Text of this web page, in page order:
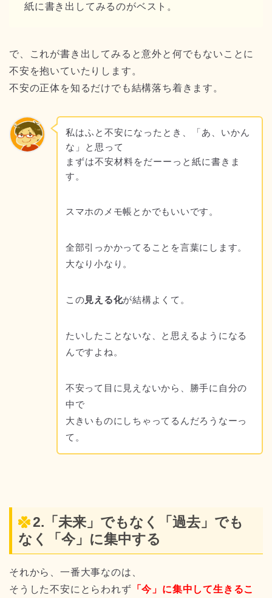
紙に書き出してみるのがベスト。
で、これが書き出してみると意外と何でもないことに
不安を抱いていたりします。
不安の正体を知るだけでも結構落ち着きます。
私はふと不安になったとき、「あ、いかん
な」と思って
まずは不安材料をだーーっと紙に書きま
す。
スマホのメモ帳とかでもいいです。
全部引っかかってることを言葉にします。
大なり小なり。
この見える化が結構よくて。
たいしたことないな、と思えるようになる
んですよね。
不安って目に見えないから、勝手に自分の
中で
大きいものにしちゃってるんだろうなーっ
て。
2.「未来」でもなく「過去」でも
なく「今」に集中する
それから、一番大事なのは、
そうした不安にとらわれず 「今」に集中して生きるこ